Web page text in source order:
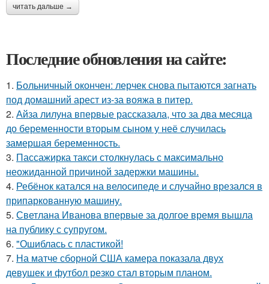
читать дальше →
Последние обновления на сайте:
1. Больничный окончен: лерчек снова пытаются загнать
под домашний арест из-за вояжа в питер.
2. Айза лилуна впервые рассказала, что за два месяца
до беременности вторым сыном у неё случилась
замершая беременность.
3. Пассажирка такси столкнулась с максимально
неожиданной причиной задержки машины.
4. Ребёнок катался на велосипеде и случайно врезался в
припаркованную машину.
5. Светлана Иванова впервые за долгое время вышла
на публику с супругом.
6. "Ошиблась с пластикой!
7. На матче сборной США камера показала двух
девушек и футбол резко стал вторым планом.